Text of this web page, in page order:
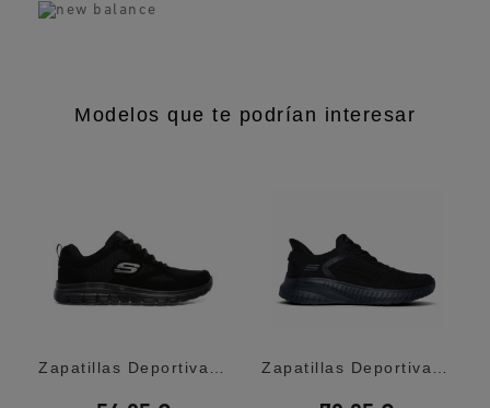
Modelos que te podrían interesar
Zapatillas Deportivas Skechers Burns... Zapatillas Deportivas Skechers Slip-Ins:...